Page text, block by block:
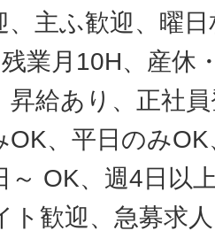
、主ふ歓迎、曜
業月10H、産休
昇給あり、正社
OK、平日のみ
～ OK、週4日以
ト歓迎、急募求